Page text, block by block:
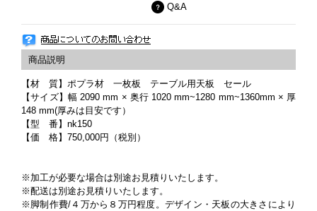
Q&A
【材 質】ポプラ材 一枚板 テーブル用天板 セール
【サイズ】幅 2090 mm × 奥行 1020 mm~1280 mm~1360mm × 厚
148 mm(厚みは目安です）
【型 番】nk150
【価 格】750,000円（税別）
※加工が必要な場合は別途お見積りいたします。
※配送は別途お見積りいたします。
※脚制作費/４万から８万円程度。デザイン・天板の大きさにより